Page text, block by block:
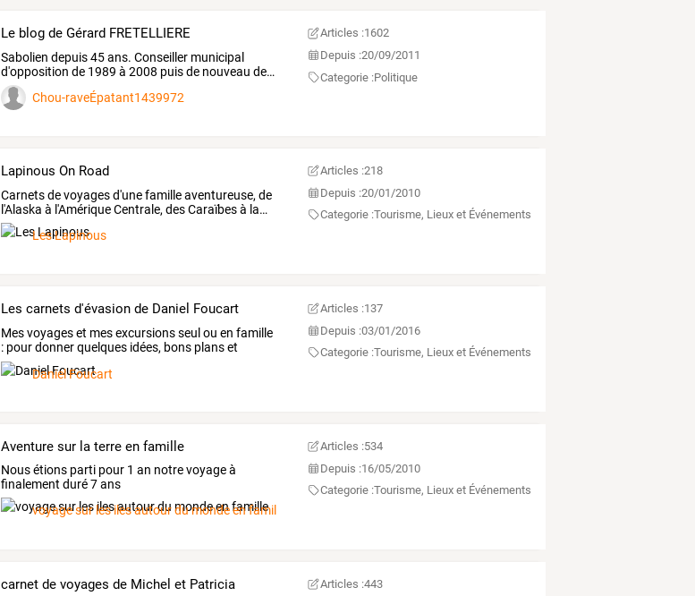
Le blog de Gérard FRETELLIERE
Sabolien depuis45ans. Conseiller municipal
d'opposition de 1989 à 2008 puisde nouveau de…
Chou-raveÉpatant1439972
Articles :1602
Depuis :20/09/2011
Categorie :Politique
Lapinous On Road
Carnetsdevoyagesd'unefamilleaventureuse, de
l'Alaska à l'AmériqueCentrale, desCaraïbesà la…
Les Lapinous
Articles :218
Depuis :20/01/2010
Categorie :Tourisme, Lieux et Événements
Les carnets d'évasion de Daniel Foucart
Mesvoyageset mesexcursionsseulou en famille
: pourdonnerquelques idées, bons planset
astuces
Daniel Foucart
Articles :137
Depuis :03/01/2016
Categorie :Tourisme, Lieux et Événements
Aventure sur la terre en famille
Nous étions parti pour 1 an notre voyage à
finalement duré 7 ans
voyage sur les iles autour du monde en famille
Articles :534
Depuis :16/05/2010
Categorie :Tourisme, Lieux et Événements
carnet de voyages de Michel et Patricia Articles :443